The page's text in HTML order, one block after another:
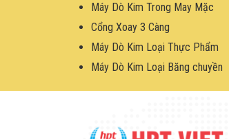
Máy Dò Kim Trong May Mặc
Cổng Xoay 3 Càng
Máy Dò Kim Loại Thực Phẩm
Máy Dò Kim Loại Băng chuyền